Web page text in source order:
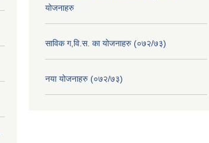
योजनाहरु
साविक ग,वि.स. का योजनाहरु (०७२/७३)
नया योजनाहरु (०७२/७३)